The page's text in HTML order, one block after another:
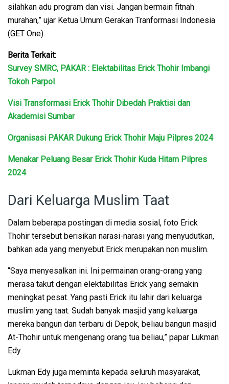
silahkan adu program dan visi. Jangan bermain fitnah
murahan,” ujar Ketua Umum Gerakan Tranformasi Indonesia
(GET One).
Berita Terkait:
Survey SMRC, PAKAR : Elektabilitas Erick Thohir Imbangi
Tokoh Parpol
Visi Transformasi Erick Thohir Dibedah Praktisi dan
Akademisi Sumbar
Organisasi PAKAR Dukung Erick Thohir Maju Pilpres 2024
Menakar Peluang Besar Erick Thohir Kuda Hitam Pilpres
2024
Dari Keluarga Muslim Taat
Dalam beberapa postingan di media sosial, foto Erick
Thohir tersebut berisikan narasi-narasi yang menyudutkan,
bahkan ada yang menyebut Erick merupakan non muslim.
“Saya menyesalkan ini. Ini permainan orang-orang yang
merasa takut dengan elektabilitas Erick yang semakin
meningkat pesat. Yang pasti Erick itu lahir dari keluarga
muslim yang taat. Sudah banyak masjid yang keluarga
mereka bangun dan terbaru di Depok, beliau bangun masjid
At-Thohir untuk mengenang orang tua beliau,” papar Lukman
Edy.
Lukman Edy juga meminta kepada seluruh masyarakat,